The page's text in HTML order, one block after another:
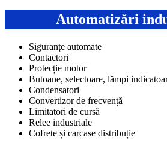
Automatizări
Siguranțe automate
Contactori
Protecție motor
Butoane, selectoare, lămpi
Condensatori
Convertizor de frecvență
Limitatori de cursă
Relee industriale
Cofrete și carcase distribuție